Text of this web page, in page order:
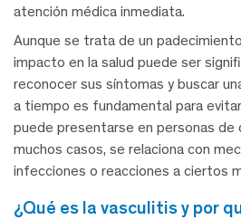
atención médica inmediata.
Aunque se trata de un
impacto en la salud puede ser
reconocer sus síntomas y buscar
a tiempo es fundamental para
puede presentarse en personas de
muchos casos, se relaciona con
infecciones o reacciones a ciertos
¿qué es la vasculitis y por